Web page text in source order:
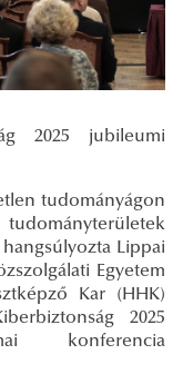
2025 jubileumi
tudományágon
Lippai
Egyetem
Kar (HHK)
2025
konferencia